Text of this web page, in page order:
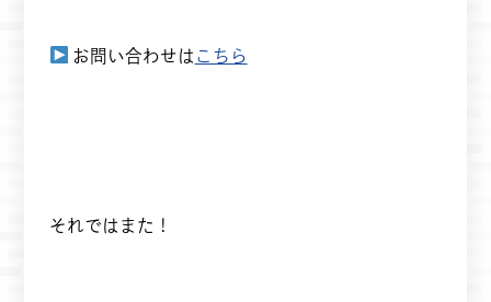
お問い合わせはこちら
それではまた！